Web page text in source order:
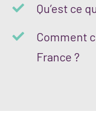
Qu’est ce
Comment
France ?